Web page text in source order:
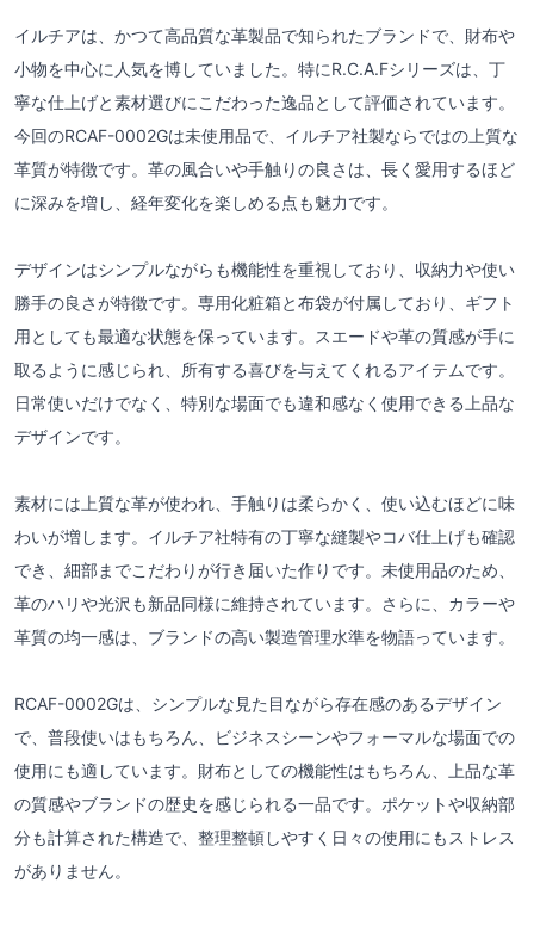
イルチアは、かつて高品質な革製品で知られたブランドで、財布や
小物を中心に人気を博していました。特にR.C.A.Fシリーズは、丁
寧な仕上げと素材選びにこだわった逸品として評価されています。
今回のRCAF-0002Gは未使用品で、イルチア社製ならではの上質な
革質が特徴です。革の風合いや手触りの良さは、長く愛用するほど
に深みを増し、経年変化を楽しめる点も魅力です。
デザインはシンプルながらも機能性を重視しており、収納力や使い
勝手の良さが特徴です。専用化粧箱と布袋が付属しており、ギフト
用としても最適な状態を保っています。スエードや革の質感が手に
取るように感じられ、所有する喜びを与えてくれるアイテムです。
日常使いだけでなく、特別な場面でも違和感なく使用できる上品な
デザインです。
素材には上質な革が使われ、手触りは柔らかく、使い込むほどに味
わいが増します。イルチア社特有の丁寧な縫製やコバ仕上げも確認
でき、細部までこだわりが行き届いた作りです。未使用品のため、
革のハリや光沢も新品同様に維持されています。さらに、カラーや
革質の均一感は、ブランドの高い製造管理水準を物語っています。
RCAF-0002Gは、シンプルな見た目ながら存在感のあるデザイン
で、普段使いはもちろん、ビジネスシーンやフォーマルな場面での
使用にも適しています。財布としての機能性はもちろん、上品な革
の質感やブランドの歴史を感じられる一品です。ポケットや収納部
分も計算された構造で、整理整頓しやすく日々の使用にもストレス
がありません。